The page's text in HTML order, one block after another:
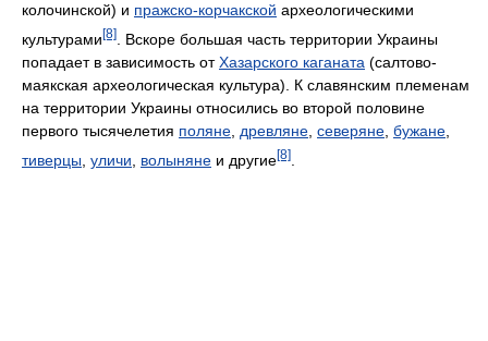
колочинской) и пражско-корчакской археологическими
культурами[8]
. Вскоре большая часть территории Украины
попадает в зависимость отХазарского каганата (салтово-
маякская археологическая культура). К славянским племенам
на территории Украины относились во второй половине
первого тысячелетия поляне древляне северяне бужане
тиверцы уличи волыняне и другие[8]